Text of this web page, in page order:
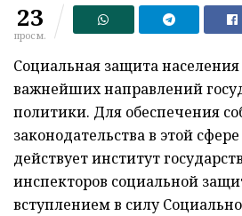
23
просм.
Социальная защита
важнейших направлений
политики. Для обеспечения
законодательства в этой
действует институт
инспекторов социальной
вступлением в силу